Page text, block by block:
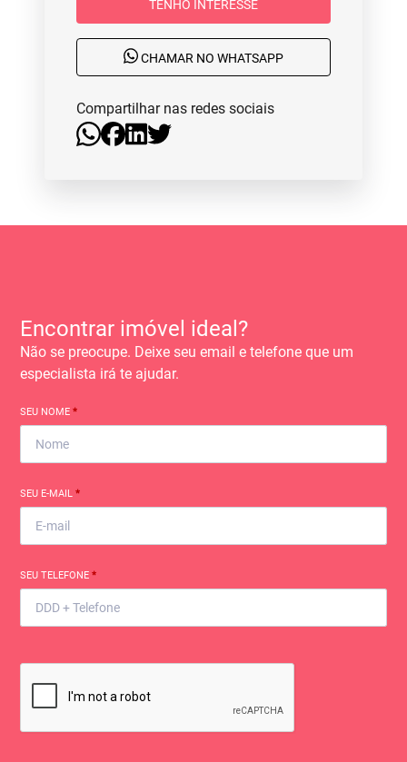
TENHO INTERESSE
CHAMAR NO WHATSAPP
Compartilhar nas redes sociais
Encontrar imóvel ideal?
Não se preocupe. Deixe seu email e telefone que um
especialista irá te ajudar.
SEU NOME*
SEU E-MAIL*
SEU TELEFONE*